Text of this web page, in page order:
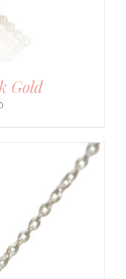
Gold